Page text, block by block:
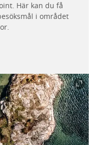
Här kan du få
i området